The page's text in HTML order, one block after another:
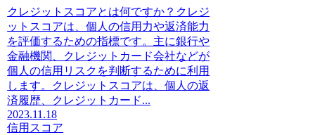
クレジットスコアとは何ですか？クレジ
ットスコアは、個人の信用力や返済能力
を評価するための指標です。主に銀行や
金融機関、クレジットカード会社などが
個人の信用リスクを判断するために利用
します。クレジットスコアは、個人の返
済履歴、クレジットカード...
2023.11.18
信用スコア